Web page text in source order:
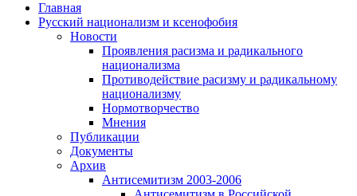
Главная
Русский национализм и ксенофобия
Новости
Проявления расизма и радикального
национализма
Противодействие расизму и радикальному
национализму
Нормотворчество
Мнения
Публикации
Документы
Архив
Антисемитизм 2003-2006